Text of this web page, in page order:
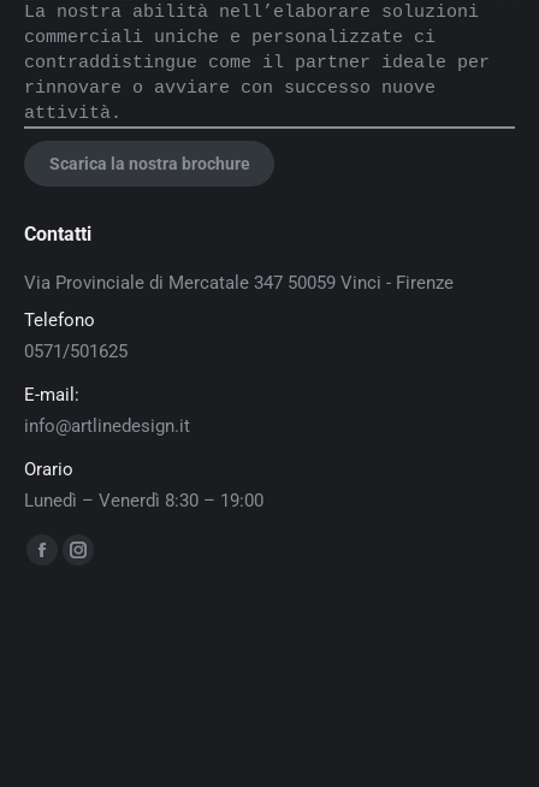
La nostra abilità nell’elaborare soluzioni
commerciali uniche e personalizzate ci
contraddistingue come il partner ideale per
rinnovare o avviare con successo nuove
attività.
Scarica la nostra brochure
Contatti
Via Provinciale di Mercatale 347 50059 Vinci - Firenze
Telefono
0571/501625
E-mail:
info@artlinedesign.it
Orario
Lunedì – Venerdì 8:30 – 19:00
Ci puoi trovare su:
FacebookInstagram